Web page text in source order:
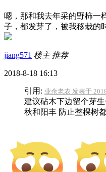
嗯，那和我去年采的野柿一
子，都发芽了，被我移栽的
jiang571 楼主 推荐
2018-8-18 16:13
引用: 业余老农 发表于
建议砧木下边留个芽
秋和阳丰 防止整棵树